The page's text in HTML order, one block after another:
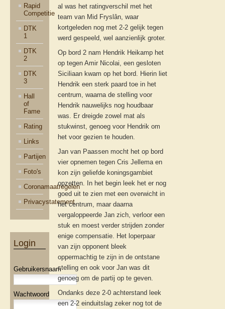
Rapid
Competitie
DTK
1
DTK
2
DTK
3
Hall
of
Fame
Rating
Links
Partijen
Foto's
Coronamaatregelen
Privacystatement
Login
Gebruikersnaam
Wachtwoord
al was het ratingverschil met het
team van Mid Fryslân, waar
kortgeleden nog met 2-2 gelijk tegen
werd gespeeld, wel aanzienlijk groter.
Op bord 2 nam Hendrik Heikamp het
op tegen Amir Nicolai, een gesloten
Siciliaan kwam op het bord. Hierin liet
Hendrik een sterk paard toe in het
centrum, waarna de stelling voor
Hendrik nauwelijks nog houdbaar
was. Er dreigde zowel mat als
stukwinst, genoeg voor Hendrik om
het voor gezien te houden.
Jan van Paassen mocht het op bord
vier opnemen tegen Cris Jellema en
kon zijn geliefde koningsgambiet
opzetten. In het begin leek het er nog
goed uit te zien met een overwicht in
het centrum, maar daarna
vergaloppeerde Jan zich, verloor een
stuk en moest verder strijden zonder
enige compensatie. Het loperpaar
van zijn opponent bleek
oppermachtig te zijn in de ontstane
stelling en ook voor Jan was dit
genoeg om de partij op te geven.
Ondanks deze 2-0 achterstand leek
een 2-2 einduitslag zeker nog tot de